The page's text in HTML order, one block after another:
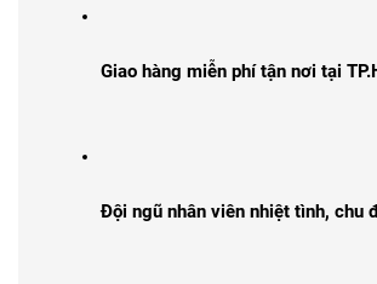
Giao hàng miễn phí tận nơi tại
Đội ngũ nhân viên nhiệt tình, chu